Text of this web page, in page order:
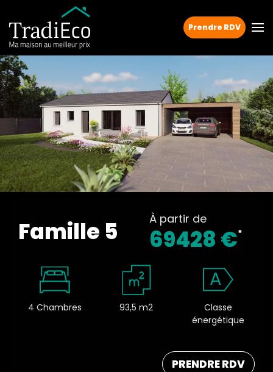
Prendre RDV
Famille 5 À partir de
69428 €*
4 Chambres 93,5 m2
A
Classe
énergétique
PRENDRE RDV